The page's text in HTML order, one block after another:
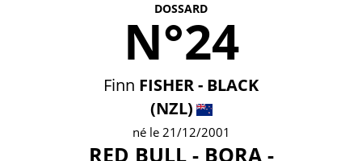
DOSSARD
N°24
Finn FISHER - BLACK
(NZL)
né le 21/12/2001
RED BULL - BORA -